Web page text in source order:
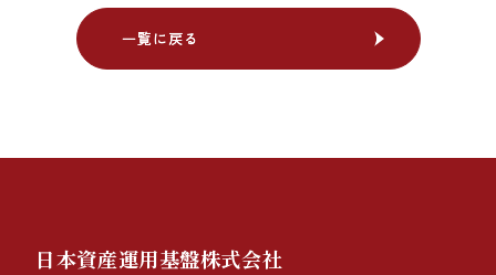
一覧に戻る
一覧に戻る
日本資産運用基盤株式会社